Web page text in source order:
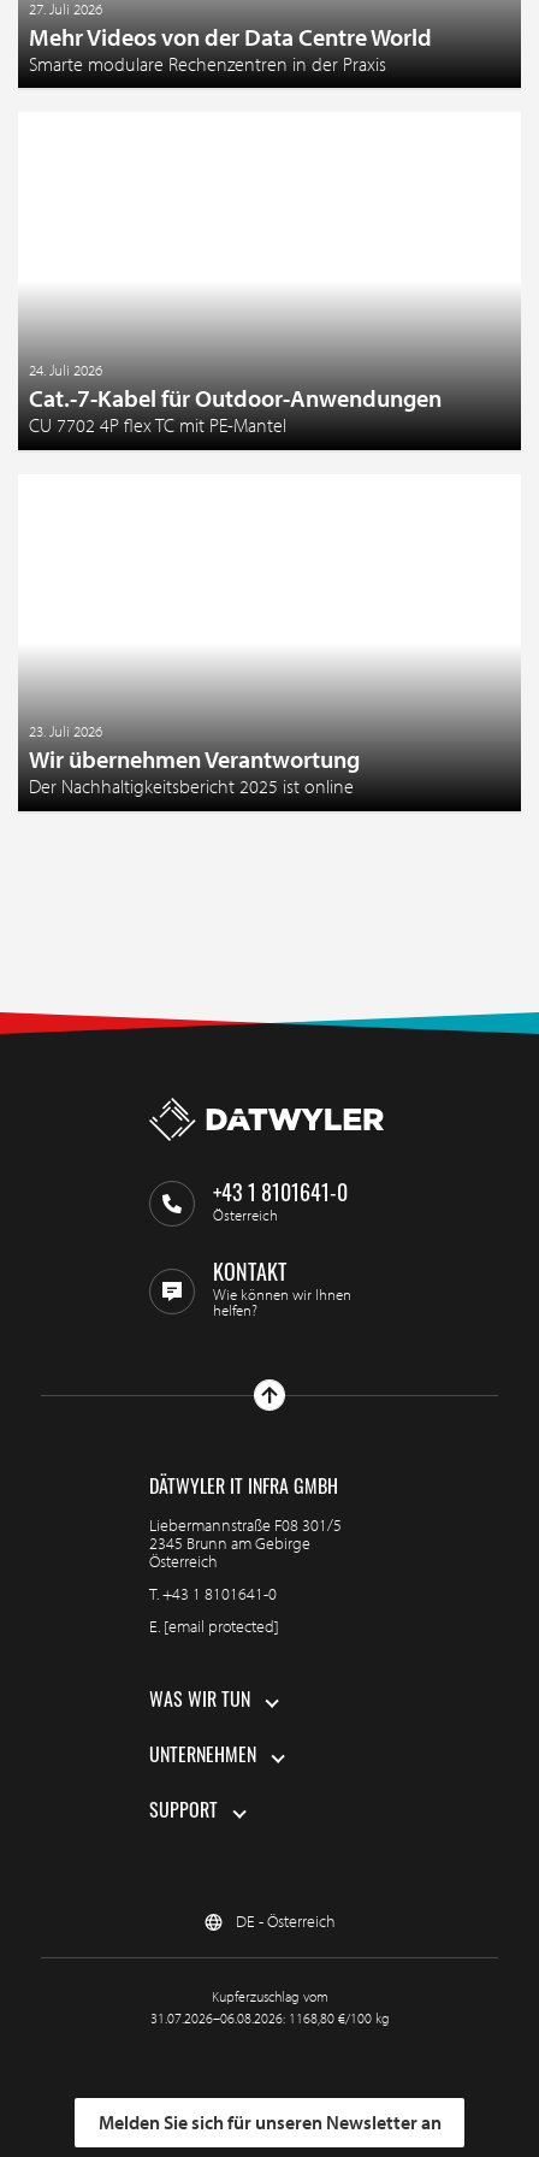
27. Juli 2026
Mehr Videos von der Data Centre World
Smarte modulare Rechenzentren in der Praxis
24. Juli 2026
Cat.-7-Kabel für Outdoor-Anwendungen
CU 7702 4P flex TC mit PE-Mantel
23. Juli 2026
Wir übernehmen Verantwortung
Der Nachhaltigkeitsbericht 2025 ist online
+43 1 8101641-0
Österreich
KONTAKT
Wie können wir Ihnen
helfen?
DÄTWYLER IT INFRA GMBH
Liebermannstraße F08 301/5
2345 Brunn am Gebirge
Österreich
T.+43 1 8101641-0
E. [email protected]
WAS WIR TUN
UNTERNEHMEN
SUPPORT
DE - Österreich
Kupferzuschlag vom
31.07.2026–06.08.2026: 1168,80 €/100 kg
Melden Sie sich für unseren Newsletter an